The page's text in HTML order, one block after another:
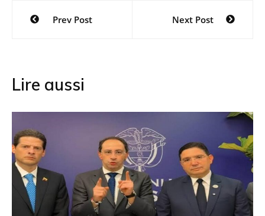
Navigation
Prev Post Next Post
Lire aussi